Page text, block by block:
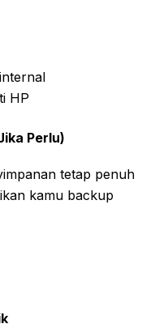
HP
Perlu)
tetap penuh
kamu backup